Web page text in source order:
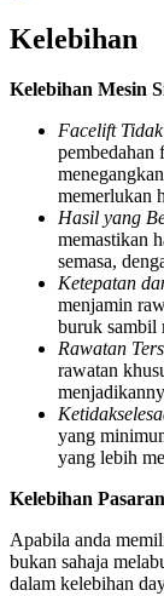
Kelebihan
Kelebihan Mesin
Facelift
pembedahan
memerlukan
Hasil yang
memastikan
semasa,
Ketepatan
menjamin
buruk sambil
Rawatan
rawatan
yang
yang lebih
Kelebihan
Apabila anda
bukan sahaja
dalam kelebihan